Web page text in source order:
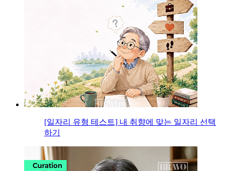
[일자리 유형 테스트] 내 취향에 맞는 일자리 선택
하기